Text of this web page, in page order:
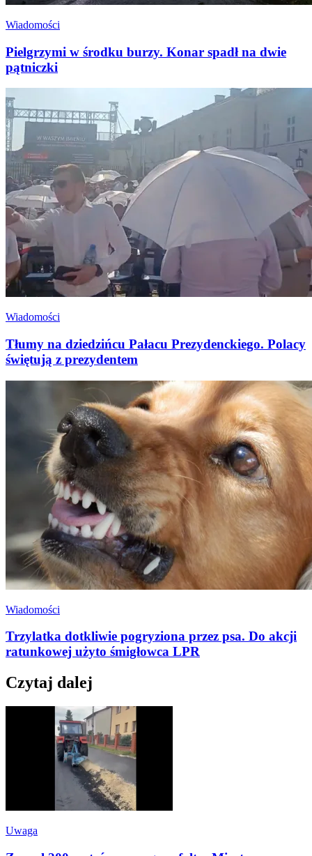
Wiadomości
Pielgrzymi w środku burzy. Konar spadł na dwie
pątniczki
Wiadomości
Tłumy na dziedzińcu Pałacu Prezydenckiego. Polacy
świętują z prezydentem
Wiadomości
Trzylatka dotkliwie pogryziona przez psa. Do akcji
ratunkowej użyto śmigłowca LPR
Czytaj dalej
Uwaga